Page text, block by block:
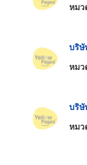
หมว
บริษั
หมว
บริษั
หมว